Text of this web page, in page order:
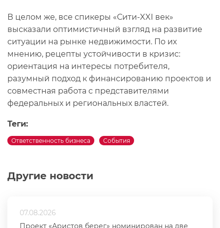
Другие новости
07.08.2026
Проект «Аристов берег» номинирован на две
В целом же, все спикеры «Сити-XXI век»
высказали оптимистичный взгляд на развитие
ситуации на рынке недвижимости. По их
мнению, рецепты устойчивости в кризис:
ориентация на интересы потребителя,
разумный подход к финансированию проектов и
совместная работа с представителями
федеральных и региональных властей.
Теги:
Ответственность бизнеса События